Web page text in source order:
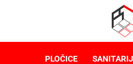
PLOČICE